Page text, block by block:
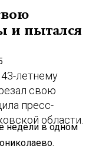
и пытался
летнему
свою
пресс-
области.
недели в одном